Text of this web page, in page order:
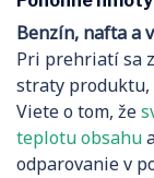
Benzín, nafta a
Pri prehriatí sa
straty produktu,
Viete o tom, že
teplotu obsahu
odparovanie v